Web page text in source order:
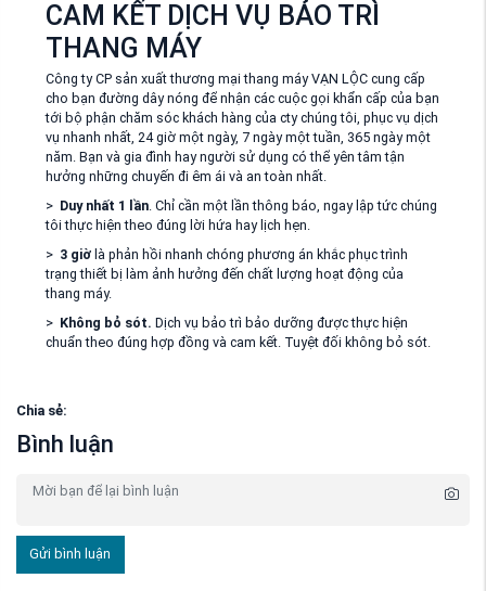
CAM KẾT DỊCH VỤ BẢO TRÌ
THANG MÁY
Công ty CP sản xuất thương mại thang máy VẠN LỘC cung cấp
cho bạn đường dây nóng để nhận các cuộc gọi khẩn cấp của bạn
tới bộ phận chăm sóc khách hàng của cty chúng tôi, phục vụ dịch
vụ nhanh nhất, 24 giờ một ngày, 7 ngày một tuần, 365 ngày một
năm. Bạn và gia đình hay người sử dụng có thể yên tâm tận
hưởng những chuyến đi êm ái và an toàn nhất.
> Duy nhất 1 lần. Chỉ cần một lần thông báo, ngay lập tức chúng
tôi thực hiện theo đúng lời hứa hay lịch hẹn.
> 3 giờ là phản hồi nhanh chóng phương án khắc phục trình
trạng thiết bị làm ảnh hưởng đến chất lượng hoạt động của
thang máy.
> Không bỏ sót. Dịch vụ bảo trì bảo dưỡng được thực hiện
chuẩn theo đúng hợp đồng và cam kết. Tuyệt đối không bỏ sót.
Chia sẻ:
Bình luận
Gửi bình luận